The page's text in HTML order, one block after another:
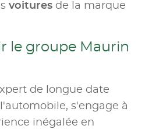
voitures de la marque
le groupe Maurin
de longue date
s'engage à
inégalée en